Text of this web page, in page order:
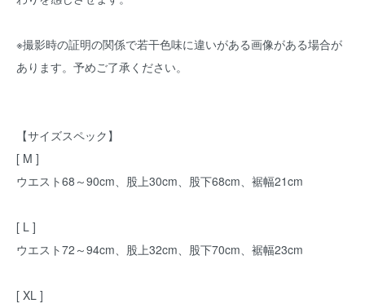
※撮影時の証明の関係で若干色味に違いがある画像がある場合が
あります。予めご了承ください。
【サイズスペック】
[ M ]
ウエスト68～90cm、股上30cm、股下68cm、裾幅21cm
[ L ]
ウエスト72～94cm、股上32cm、股下70cm、裾幅23cm
[ XL ]